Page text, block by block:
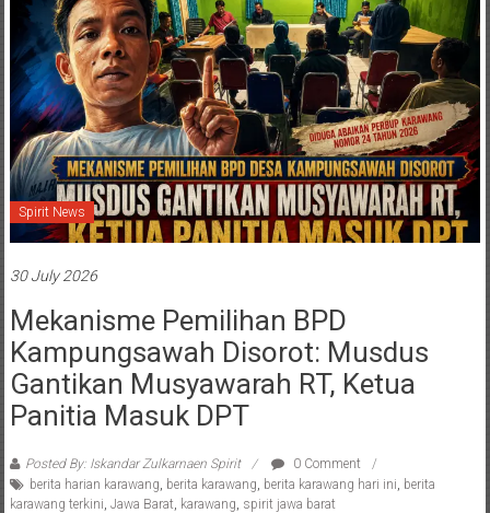
Spirit News
30 July 2026
Mekanisme Pemilihan BPD
Kampungsawah Disorot: Musdus
Gantikan Musyawarah RT, Ketua
Panitia Masuk DPT
Posted By: Iskandar Zulkarnaen Spirit
0 Comment
berita harian karawang, berita karawang, berita karawang hari ini, berita
karawang terkini, Jawa Barat, karawang, spirit jawa barat